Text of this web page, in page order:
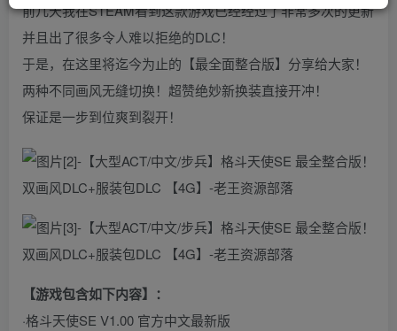
前几天我在STEAM看到这款游戏已经经过了非常多次的更新
并且出了很多令人难以拒绝的DLC！
于是，在这里将迄今为止的【最全面整合版】分享给大家！
两种不同画风无缝切换！超赞绝妙新换装直接开冲！
保证是一步到位爽到裂开！
【游戏包含如下内容】：
·格斗天使SE V1.00 官方中文最新版